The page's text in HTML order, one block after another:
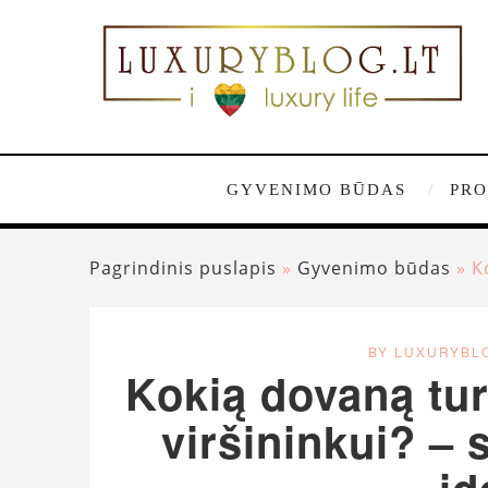
GYVENIMO BŪDAS
Pagrindinis puslapis » Gyvenimo būdas »
BY
Kokią dovaną
viršininkui? –